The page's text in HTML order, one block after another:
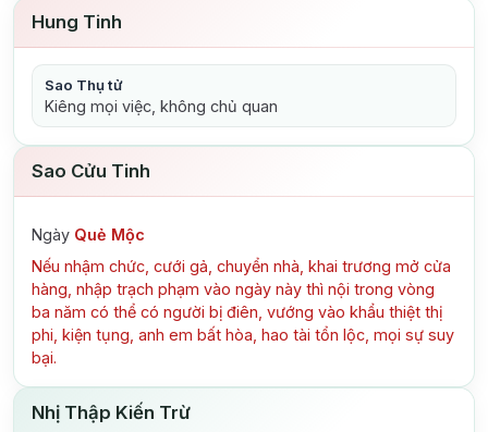
Hung Tinh
Sao Thụ tử
Kiêng mọi việc, không chủ quan
Sao Cửu Tinh
Ngày Quẻ Mộc
Nếu nhậm chức, cưới gả, chuyển nhà, khai trương mở cửa
hàng, nhập trạch phạm vào ngày này thì nội trong vòng
ba năm có thể có người bị điên, vướng vào khẩu thiệt thị
phi, kiện tụng, anh em bất hòa, hao tài tổn lộc, mọi sự suy
bại.
Nhị Thập Kiến Trừ